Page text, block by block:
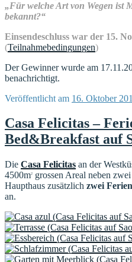
„Für welche Art von Wegen ist
bekannt?“
Einsendeschluss war der 15.
(Teilnahmebedingungen)
Der Gewinner wurde am
benachrichtigt.
Veröffentlicht am 16. Oktober
Casa Felicitas –
Bed&Breakfast auf
Die Casa Felicitas an der
4500m2 grossen Areal neben zwei
Haupthaus zusätzlich zwei
an.